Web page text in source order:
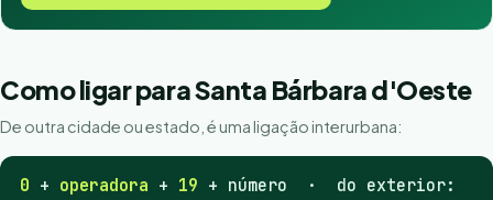
Como ligar para Santa Bárbara d'Oeste
De outra cidade ou estado, é uma ligação interurbana:
0 + operadora + 19 + número · do exterior: